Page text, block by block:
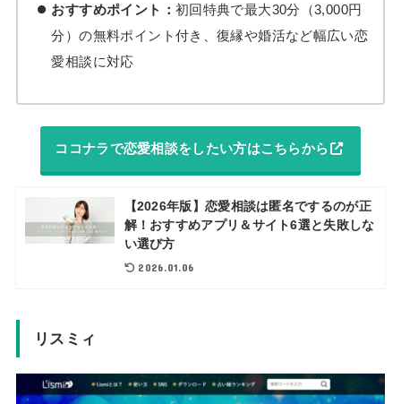
おすすめポイント： 初回特典で最大30分（3,000円
分）の無料ポイント付き、復縁や婚活など幅広い恋
愛相談に対応
ココナラで恋愛相談をしたい方はこちらから
【2026年版】恋愛相談は匿名でするのが正
解！おすすめアプリ＆サイト6選と失敗しな
い選び方
2026.01.06
リスミィ